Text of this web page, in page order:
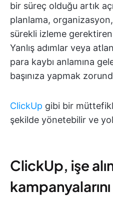
bir süreç olduğu artık
planlama, organizasyon,
sürekli izleme
Yanlış adımlar veya
para kaybı anlamına
başınıza yapmak
ClickUp gibi bir
şekilde yönetebilir ve
ClickUp, işe